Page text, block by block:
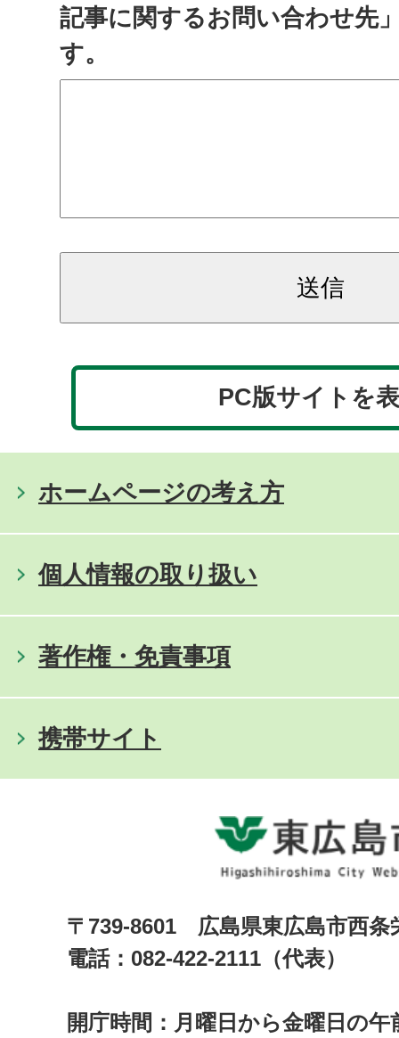
記事に関するお問い合わせ先
す。
PC版サイトを
ホームページの考え方
個人情報の取り扱い
著作権・免責事項
携帯サイト
〒739-8601 広島県東広島市西
電話：082-422-2111（代表）
開庁時間：月曜日から金曜日の午